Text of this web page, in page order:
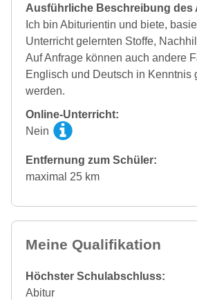
Ausführliche Beschreibung des
Ich bin Abiturientin und biete,
Unterricht gelernten Stoffe,
Auf Anfrage können auch andere
Englisch und Deutsch in Kenntnis
werden.
Online-Unterricht:
Nein
Entfernung zum Schüler:
maximal 25 km
Meine Qualifikation
Höchster Schulabschluss:
Abitur